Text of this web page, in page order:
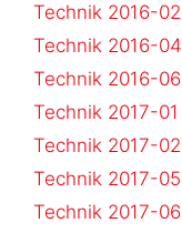
Technik 2016-02
Technik 2016-04
Technik 2016-06
Technik 2017-01
Technik 2017-02
Technik 2017-05
Technik 2017-06